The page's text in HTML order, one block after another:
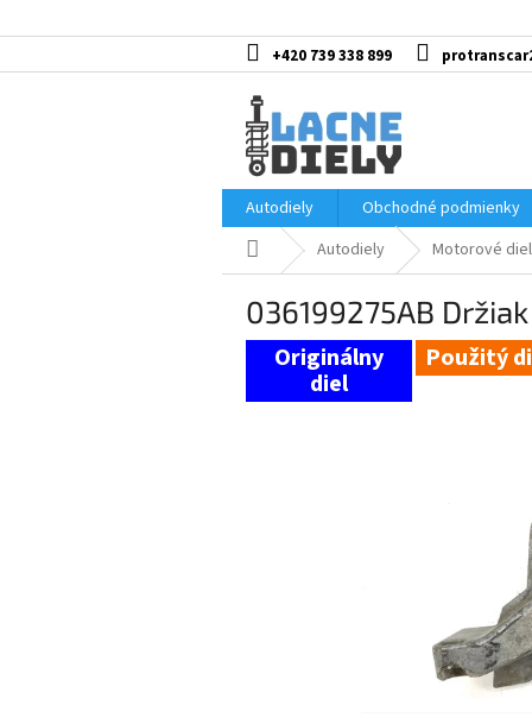
na
+420 739 338 899
Autodiely
Obchodné podmienky
DomovAutodiely Motorové
036199275AB
Použitý